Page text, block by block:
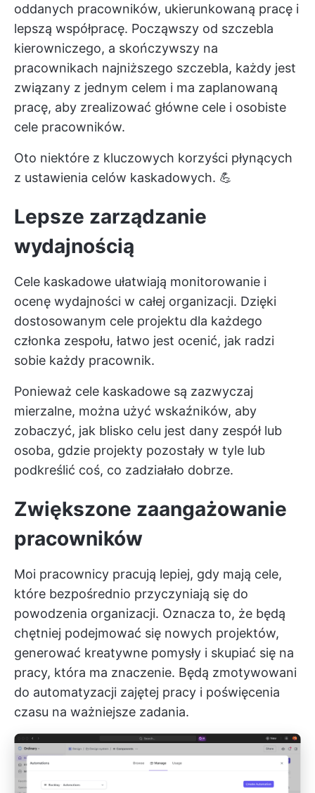
oddanych pracowników, ukierunkowaną pracę i
lepszą współpracę. Począwszy od szczebla
kierowniczego, a skończywszy na
pracownikach najniższego szczebla, każdy jest
związany z jednym celem i ma zaplanowaną
pracę, aby zrealizować główne cele i osobiste
cele pracowników.
Oto niektóre z kluczowych korzyści płynących
z ustawienia celów kaskadowych. 💪
Lepsze zarządzanie
wydajnością
Cele kaskadowe ułatwiają monitorowanie i
ocenę wydajności w całej organizacji. Dzięki
dostosowanym cele projektu dla każdego
członka zespołu, łatwo jest ocenić, jak radzi
sobie każdy pracownik.
Ponieważ cele kaskadowe są zazwyczaj
mierzalne, można użyć wskaźników, aby
zobaczyć, jak blisko celu jest dany zespół lub
osoba, gdzie projekty pozostały w tyle lub
podkreślić coś, co zadziałało dobrze.
Zwiększone zaangażowanie
pracowników
Moi pracownicy pracują lepiej, gdy mają cele,
które bezpośrednio przyczyniają się do
powodzenia organizacji. Oznacza to, że będą
chętniej podejmować się nowych projektów,
generować kreatywne pomysły i skupiać się na
pracy, która ma znaczenie. Będą zmotywowani
do automatyzacji zajętej pracy i poświęcenia
czasu na ważniejsze zadania.